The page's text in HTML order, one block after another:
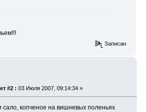
Записан
#2 : 03 Июля 2007, 09:14:34 »
сало, копченое на вишневых поленьях